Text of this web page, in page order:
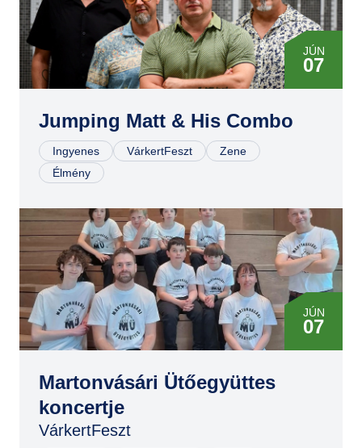
JÚN
07
Jumping Matt & His Combo
Ingyenes VárkertFeszt
Zene
Élmény
JÚN
07
Martonvásári Ütőegyüttes
koncertje
VárkertFeszt